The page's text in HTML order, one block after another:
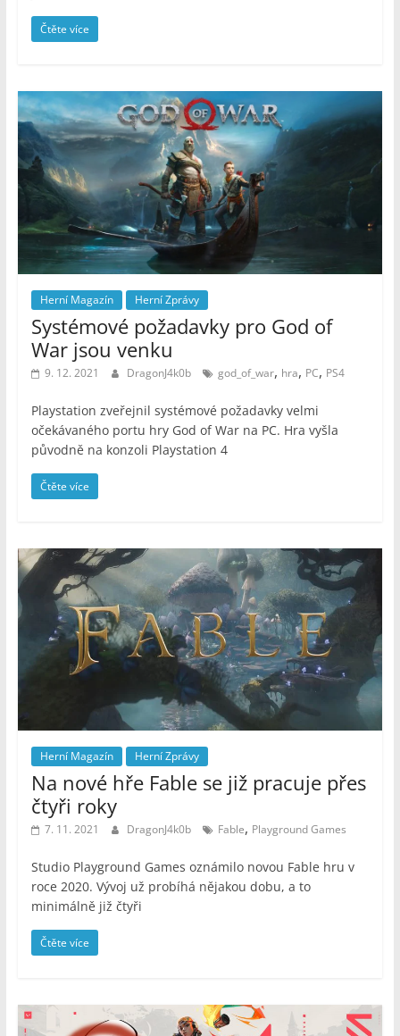
Čtěte více
Herní Magazín Herní Zprávy
Systémové požadavky pro God of
War jsou venku
9. 12. 2021 DragonJ4k0b god_of_war, hra, PC, PS4
Playstation zveřejnil systémové požadavky velmi
očekávaného portu hry God of War na PC. Hra vyšla
původně na konzoli Playstation 4
Čtěte více
Herní Magazín Herní Zprávy
Na nové hře Fable se již pracuje přes
čtyři roky
7. 11. 2021 DragonJ4k0b Fable, Playground Games
Studio Playground Games oznámilo novou Fable hru v
roce 2020. Vývoj už probíhá nějakou dobu, a to
minimálně již čtyři
Čtěte více